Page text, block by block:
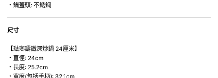
・鍋蓋頭: 不銹鋼
尺寸
【琺瑯鑄鐵深炒鍋 24厘米】
・直徑: 24cm
・長度: 25.2cm
・寬度(包括手柄): 32.1cm